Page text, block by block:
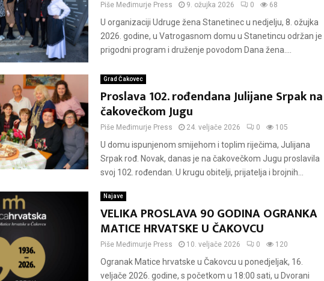
Piše Međimurje Press 9. ožujka 2026 0 68
U organizaciji Udruge žena Stanetinec u nedjelju, 8. ožujka
2026. godine, u Vatrogasnom domu u Stanetincu održan je
prigodni program i druženje povodom Dana žena....
Grad Čakovec
Proslava 102. rođendana Julijane Srpak na
čakovečkom Jugu
Piše Međimurje Press 24. veljače 2026 0 105
U domu ispunjenom smijehom i toplim riječima, Julijana
Srpak rođ. Novak, danas je na čakovečkom Jugu proslavila
svoj 102. rođendan. U krugu obitelji, prijatelja i brojnih...
Najave
VELIKA PROSLAVA 90 GODINA OGRANKA
MATICE HRVATSKE U ČAKOVCU
Piše Međimurje Press 10. veljače 2026 0 120
Ogranak Matice hrvatske u Čakovcu u ponedjeljak, 16.
veljače 2026. godine, s početkom u 18:00 sati, u Dvorani